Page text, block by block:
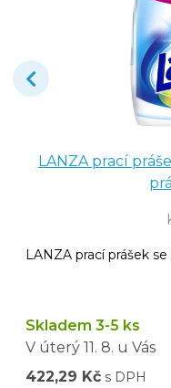
LANZA prací prášek se svěží vůní na barevné
LANZA prací
Skladem 3-5 ks
V úterý 11. 8. u Vás
422,29 Kč s DPH